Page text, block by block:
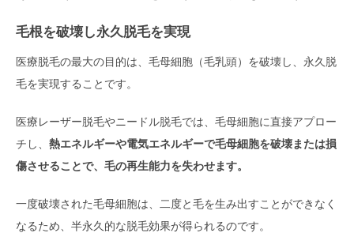
毛根を破壊し永久脱毛を実現
医療脱毛の最大の目的は、毛母細胞（毛乳頭）を破壊し、永久脱
毛を実現することです。
医療レーザー脱毛やニードル脱毛では、毛母細胞に直接アプロー
チし、 熱エネルギーや電気エネルギーで毛母細胞を破壊または損
傷させることで、毛の再生能力を失わせます。
一度破壊された毛母細胞は、二度と毛を生み出すことができなく
なるため、半永久的な脱毛効果が得られるのです。